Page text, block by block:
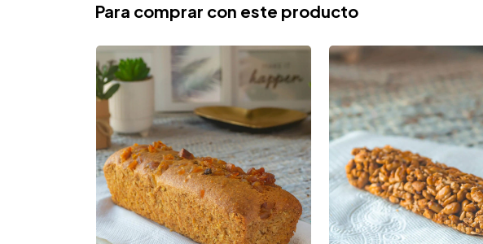
Para comprar con este producto